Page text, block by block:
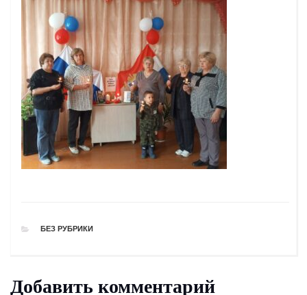
РУБРИКИ
БЕЗ РУБРИКИ
Добавить комментарий